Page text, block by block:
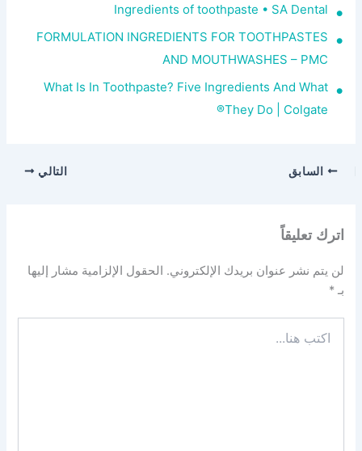
Ingredients of toothpaste • SA Dental
FORMULATION INGREDIENTS FOR TOOTHPASTES
AND MOUTHWASHES – PMC
What Is In Toothpaste? Five Ingredients And What
They Do | Colgate®
السابق التالي
اترك تعليقاً
لن يتم نشر عنوان بريدك الإلكتروني. الحقول الإلزامية مشار إليها
بـ*
هنا...